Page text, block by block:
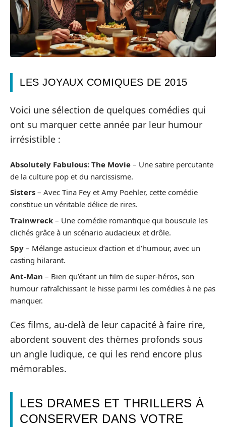
LES JOYAUX COMIQUES DE 2015
Voici une sélection de quelques comédies qui
ont su marquer cette année par leur humour
irrésistible :
Absolutely Fabulous: The Movie – Une satire percutante
de la culture pop et du narcissisme.
Sisters – Avec Tina Fey et Amy Poehler, cette comédie
constitue un véritable délice de rires.
Trainwreck – Une comédie romantique qui bouscule les
clichés grâce à un scénario audacieux et drôle.
Spy – Mélange astucieux d’action et d’humour, avec un
casting hilarant.
Ant-Man – Bien qu’étant un film de super-héros, son
humour rafraîchissant le hisse parmi les comédies à ne pas
manquer.
Ces films, au-delà de leur capacité à faire rire,
abordent souvent des thèmes profonds sous
un angle ludique, ce qui les rend encore plus
mémorables.
LES DRAMES ET THRILLERS À
CONSERVER DANS VOTRE